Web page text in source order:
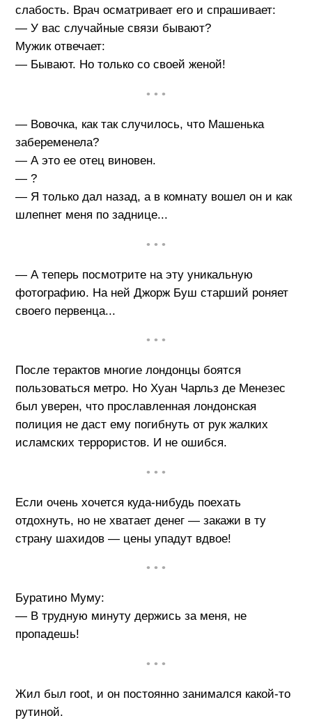
слабость. Врач осматривает его и спрашивает:
— У вас случайные связи бывают?
Мужик отвечает:
— Бывают. Но только со своей женой!
• • •
— Вовочка, как так случилось, что Машенька
забеременела?
— А это ее отец виновен.
— ?
— Я только дал назад, а в комнату вошел он и как
шлепнет меня по заднице...
• • •
— А теперь посмотрите на эту уникальную
фотографию. На ней Джорж Буш старший роняет
своего первенца...
• • •
После терактов многие лондонцы боятся
пользоваться метро. Но Хуан Чарльз де Менезес
был уверен, что прославленная лондонская
полиция не даст ему погибнуть от рук жалких
исламских террористов. И не ошибся.
• • •
Если очень хочется куда-нибудь поехать
отдохнуть, но не хватает денег — закажи в ту
страну шахидов — цены упадут вдвое!
• • •
Буратино Муму:
— В трудную минуту держись за меня, не
пропадешь!
• • •
Жил был root, и он постоянно занимался какой-то
рутиной.